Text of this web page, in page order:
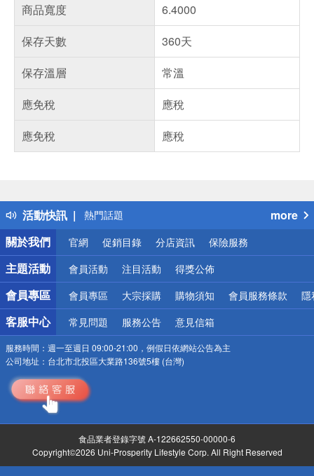
商品寬度
6.4000
保存天數
360天
保存溫層
常溫
應免稅
應稅
應免稅
應稅
活動快訊
得獎公告
熱門話題
銀行優惠
偏遠地區配送
詐騙網頁！請小心！
more
關於我們
官網 促銷目錄 分店資訊 保險服務
主題活動 會員活動 注目活動 得獎公佈
會員專區 會員專區 大宗採購 購物須知 會員服務條款 隱
客服中心 常見問題 服務公告 意見信箱
服務時間： 週一至週日 09:00-21:00，例假日依網站公告為主
公司地址： 台北市北投區大業路136號5樓 (台灣)
食品業者登錄字號 A-122662550-00000-6
Copyright©2026 Uni-Prosperity Lifestyle Corp. All Right Reserved